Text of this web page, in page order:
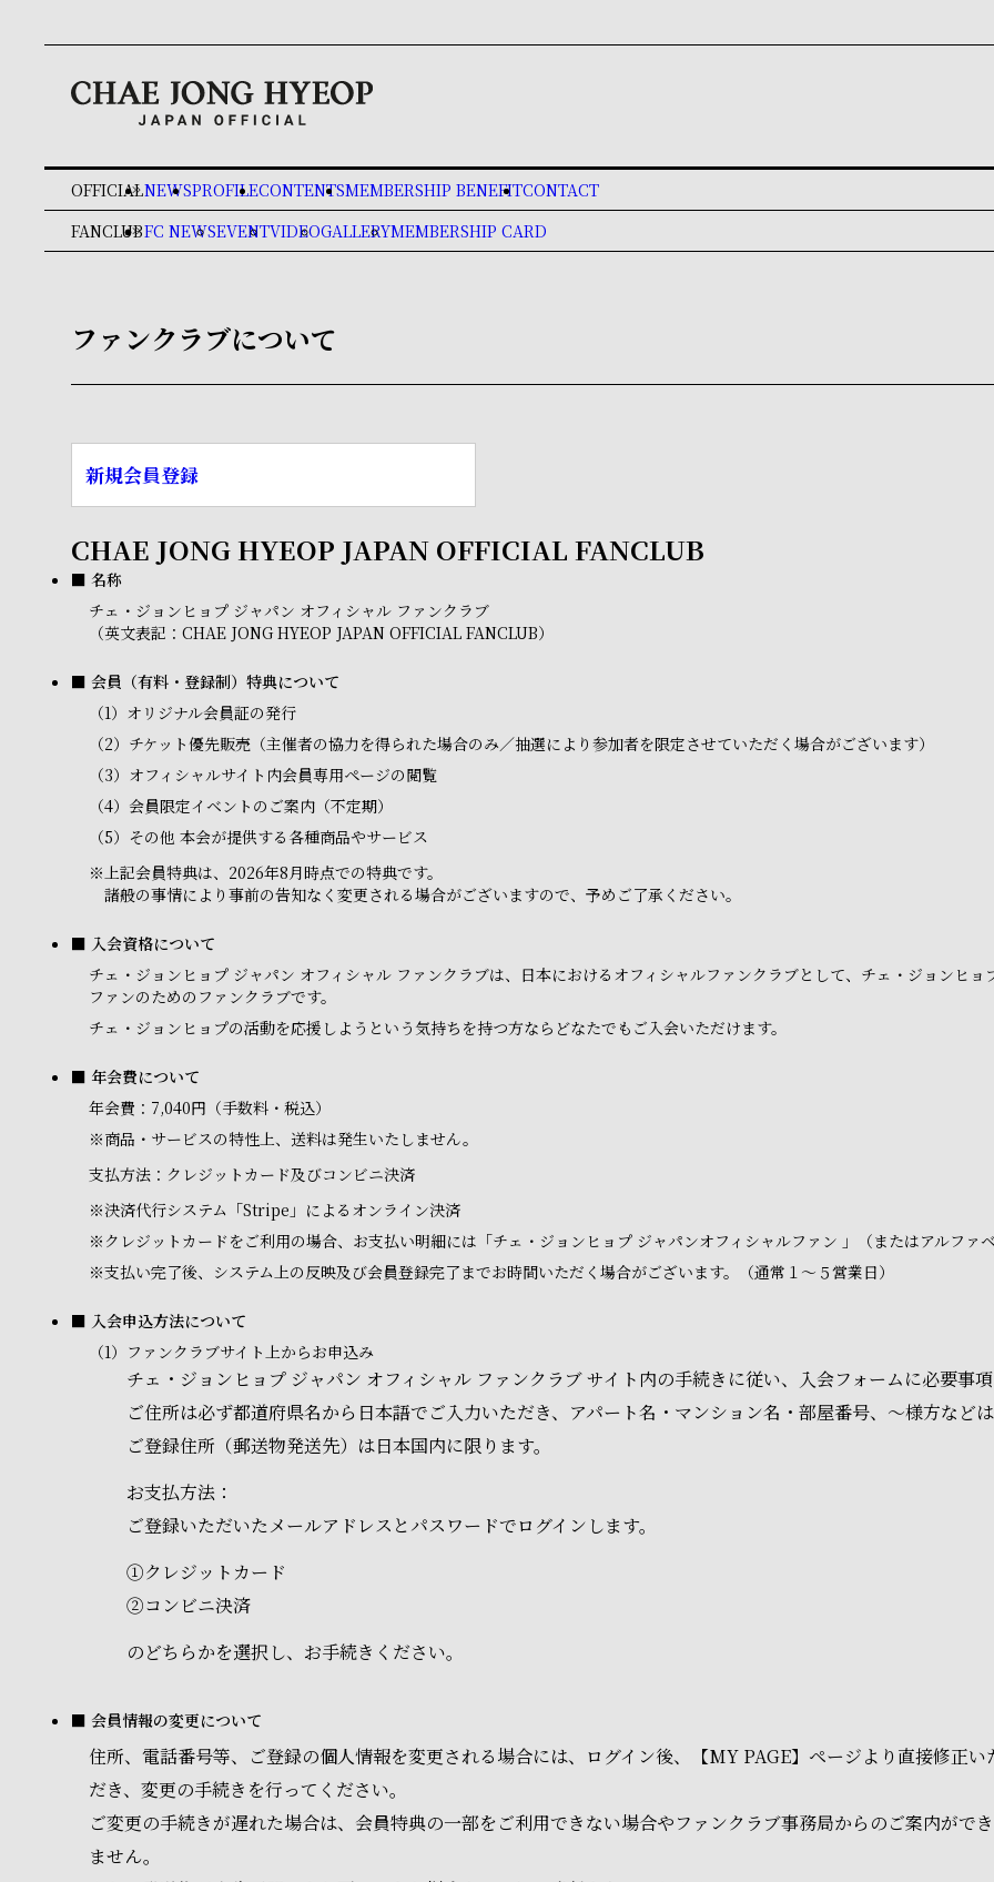
OFFICIAL
keyboard_double_arrow_rightNEWSPROFILECONTENTSMEMBERSHIP BENEFITCONTACT
FANCLUB
keyboard_double_arrow_rightFC NEWSEVENTVIDEOGALLERYMEMBERSHIP CARD
ファンクラブについて
新規会員登録
CHAE JONG HYEOP JAPAN OFFICIAL FANCLUB
■ 名称
チェ・ジョンヒョプ ジャパン オフィシャル ファンクラブ
（英文表記：CHAE JONG HYEOP JAPAN OFFICIAL FANCLUB）
■ 会員（有料・登録制）特典について
（1） オリジナル会員証の発行
（2） チケット優先販売（主催者の協力を得られた場合のみ／抽選により参加者を限定させていただく場合がございます）
（3） オフィシャルサイト内会員専用ページの閲覧
（4） 会員限定イベントのご案内（不定期）
（5） その他 本会が提供する各種商品やサービス
※上記会員特典は、2026年8月時点での特典です。
諸般の事情により事前の告知なく変更される場合がございますので、予めご了承ください。
■ 入会資格について
チェ・ジョンヒョプ ジャパン オフィシャル ファンクラブは、日本におけるオフィシャルファンクラブとして、チェ・ジョンヒ
ファンのためのファンクラブです。
チェ・ジョンヒョプの活動を応援しようという気持ちを持つ方ならどなたでもご入会いただけます。
■ 年会費について
年会費：7,040円（手数料・税込）
※商品・サービスの特性上、送料は発生いたしません。
支払方法：クレジットカード及びコンビニ決済
※決済代行システム「Stripe」によるオンライン決済
※ クレジットカードをご利用の場合、お支払い明細には「チェ・ジョンヒョプ ジャパンオフィシャルファン 」（またはアルファ
※支払い完了後、システム上の反映及び会員登録完了までお時間いただく場合がございます。（通常１～５営業日）
■ 入会申込方法について
（1） ファンクラブサイト上からお申込み
チェ・ジョンヒョプ ジャパン オフィシャル ファンクラブ サイト内の手続きに従い、入会フォームに必要事項
ご住所は必ず都道府県名から日本語でご入力いただき、アパート名・マンション名・部屋番号、～様方など
ご登録住所（郵送物発送先）は日本国内に限ります。
お支払方法：
ご登録いただいたメールアドレスとパスワードでログインします。
①クレジットカード
②コンビニ決済
のどちらかを選択し、お手続きください。
■ 会員情報の変更について
住所、電話番号等、ご登録の個人情報を変更される場合には、ログイン後、【MY PAGE】ページより直接修正
だき、変更の手続きを行ってください。
ご変更の手続きが遅れた場合は、会員特典の一部をご利用できない場合やファンクラブ事務局からのご案内がで
ません。